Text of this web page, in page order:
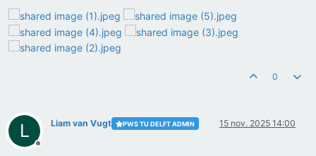
0
L
Offline
Liam van Vugt PWS TU DELFT ADMIN 15 nov. 2025 14:00